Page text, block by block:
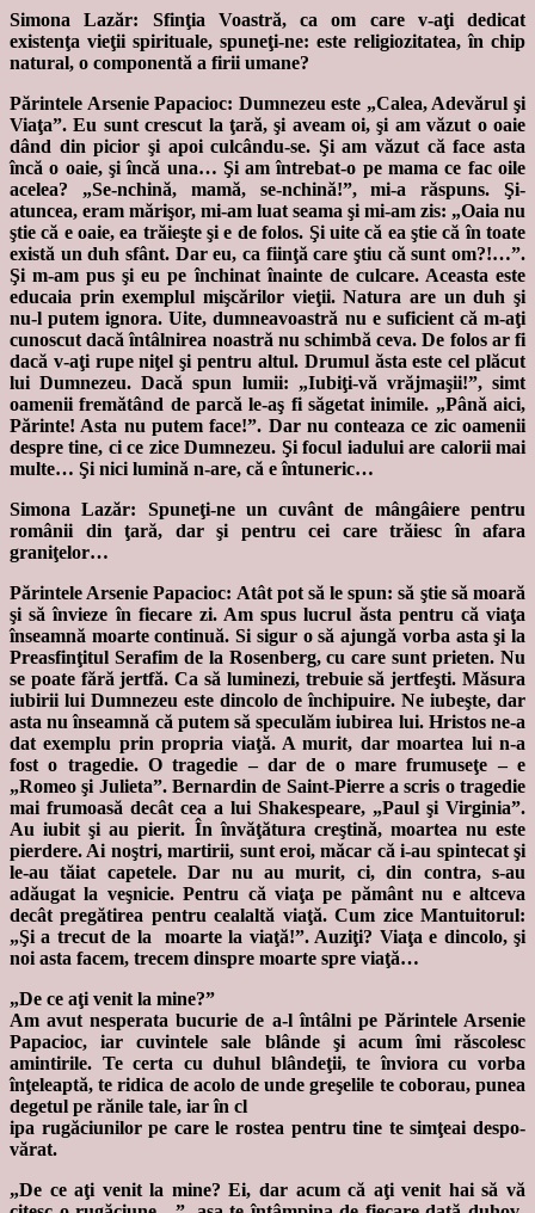
Simona Lazăr: Sfinţia Voastră, ca om care v-aţi dedicat
existenţa vieţii spirituale, spuneţi-ne: este religiozitatea, în chip
natural, o componentă a firii umane?
Părintele Arsenie Papacioc: Dumnezeu este „Calea, Adevărul şi
Viaţa”. Eu sunt crescut la ţară, şi aveam oi, şi am văzut o oaie
dând din picior şi apoi culcându-se. Şi am văzut că face asta
încă o oaie, şi încă una… Şi am întrebat-o pe mama ce fac oile
acelea? „Se-nchină, mamă, se-nchină!”, mi-a răspuns. Şi-
atuncea, eram mărişor, mi-am luat seama şi mi-am zis: „Oaia nu
ştie că e oaie, ea trăieşte şi e de folos. Şi uite că ea ştie că în toate
există un duh sfânt. Dar eu, ca fiinţă care ştiu că sunt om?!…”.
Şi m-am pus şi eu pe închinat înainte de culcare. Aceasta este
educaia prin exemplul mişcărilor vieţii. Natura are un duh şi
nu-l putem ignora. Uite, dumneavoastră nu e suficient că m-aţi
cunoscut dacă întâlnirea noastră nu schimbă ceva. De folos ar fi
dacă v-aţi rupe niţel şi pentru altul. Drumul ăsta este cel plăcut
lui Dumnezeu. Dacă spun lumii: „Iubiţi-vă vrăjmaşii!”, simt
oamenii fremătând de parcă le-aş fi săgetat inimile. „Până aici,
Părinte! Asta nu putem face!”. Dar nu conteaza ce zic oamenii
despre tine, ci ce zice Dumnezeu. Şi focul iadului are calorii mai
multe… Şi nici lumină n-are, că e întuneric…
Simona Lazăr: Spuneţi-ne un cuvânt de mângâiere pentru
românii din ţară, dar şi pentru cei care trăiesc în afara
graniţelor…
Părintele Arsenie Papacioc: Atât pot să le spun: să ştie să moară
şi să învieze în fiecare zi. Am spus lucrul ăsta pentru că viaţa
înseamnă moarte continuă. Si sigur o să ajungă vorba asta şi la
Preasfinţitul Serafim de la Rosenberg, cu care sunt prieten. Nu
se poate fără jertfă. Ca să luminezi, trebuie să jertfeşti. Măsura
iubirii lui Dumnezeu este dincolo de închipuire. Ne iubeşte, dar
asta nu înseamnă că putem să speculăm iubirea lui. Hristos ne-a
dat exemplu prin propria viaţă. A murit, dar moartea lui n-a
fost o tragedie. O tragedie – dar de o mare frumuseţe – e
„Romeo şi Julieta”. Bernardin de Saint-Pierre a scris o tragedie
mai frumoasă decât cea a lui Shakespeare, „Paul şi Virginia”.
Au iubit şi au pierit. În învăţătura creştină, moartea nu este
pierdere. Ai noştri, martirii, sunt eroi, măcar că i-au spintecat şi
le-au tăiat capetele. Dar nu au murit, ci, din contra, s-au
adăugat la veşnicie. Pentru că viaţa pe pământ nu e altceva
decât pregătirea pentru cealaltă viaţă. Cum zice Mantuitorul:
„Şi a trecut de la moarte la viaţă!”. Auziţi? Viaţa e dincolo, şi
noi asta facem, trecem dinspre moarte spre viaţă…
„De ce aţi venit la mine?”
Am avut nesperata bucurie de a-l întâlni pe Părintele Arsenie
Papacioc, iar cuvintele sale blânde şi acum îmi răscolesc
amintirile. Te certa cu duhul blândeţii, te înviora cu vorba
înţeleaptă, te ridica de acolo de unde greşelile te co­bo­rau, punea
degetul pe rănile tale, iar în cl
ipa rugăciunilor pe care le rostea pentru tine te simţeai des­po­
vărat.
„De ce aţi venit la mine? Ei, dar acum că aţi venit hai să vă